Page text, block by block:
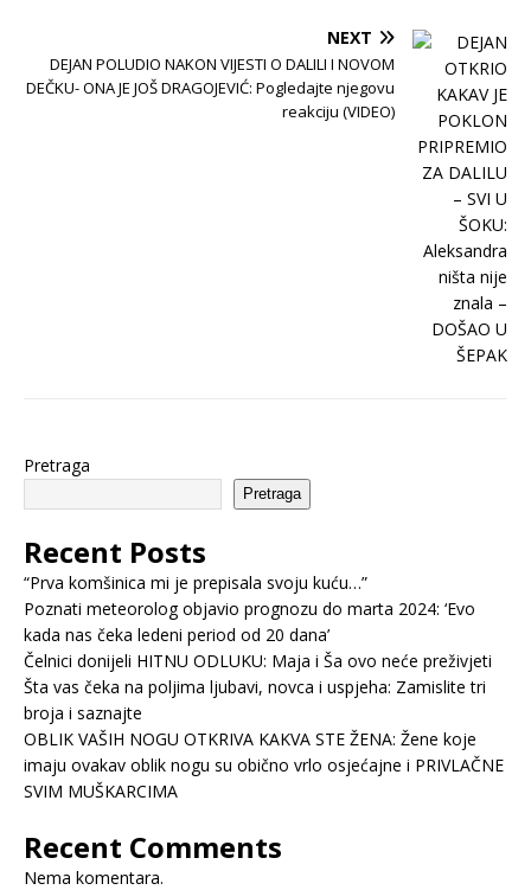
NEXT
DEJAN POLUDIO NAKON VIJESTI O DALILI I NOVOM
DEČKU- ONA JE JOŠ DRAGOJEVIĆ: Pogledajte njegovu
reakciju (VIDEO)
Pretraga
Pretraga
Recent Posts
“Prva komšinica mi je prepisala svoju kuću…”
Poznati meteorolog objavio prognozu do marta 2024: ‘Evo
kada nas čeka ledeni period od 20 dana’
Čelnici donijeli HITNU ODLUKU: Maja i Ša ovo neće preživjeti
Šta vas čeka na poljima ljubavi, novca i uspjeha: Zamislite tri
broja i saznajte
OBLIK VAŠIH NOGU OTKRIVA KAKVA STE ŽENA: Žene koje
imaju ovakav oblik nogu su obično vrlo osjećajne i PRIVLAČNE
SVIM MUŠKARCIMA
Recent Comments
Nema komentara.